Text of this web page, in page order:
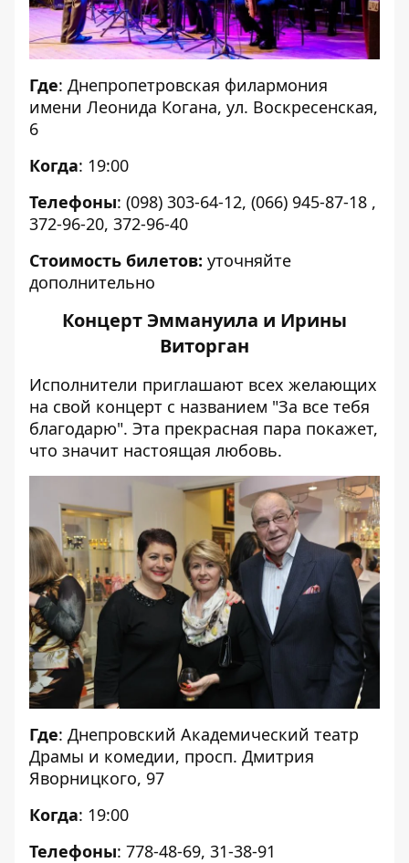
Где: Днепропетровская филармония
имени Леонида Когана, ул. Воскресенская,
6
Когда: 19:00
Телефоны: (098) 303-64-12, (066) 945-87-18 ,
372-96-20, 372-96-40
Стоимость билетов: уточняйте
дополнительно
Концерт Эммануила и Ирины
Виторган
Исполнители приглашают всех желающих
на свой концерт с названием "За все тебя
благодарю". Эта прекрасная пара покажет,
что значит настоящая любовь.
Где: Днепровский Академический театр
Драмы и комедии, просп. Дмитрия
Яворницкого, 97
Когда: 19:00
Телефоны: 778-48-69, 31-38-91